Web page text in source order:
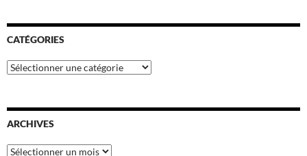
CATÉGORIES
Catégories
ARCHIVES
Archives